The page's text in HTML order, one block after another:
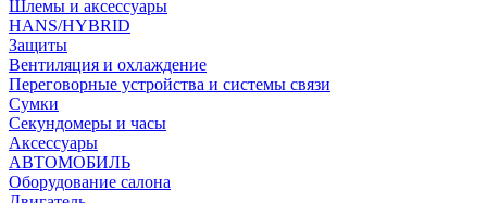
Шлемы и аксессуары
HANS/HYBRID
Защиты
Вентиляция и охлаждение
Переговорные устройства и системы связи
Сумки
Секундомеры и часы
Аксессуары
АВТОМОБИЛЬ
Оборудование салона